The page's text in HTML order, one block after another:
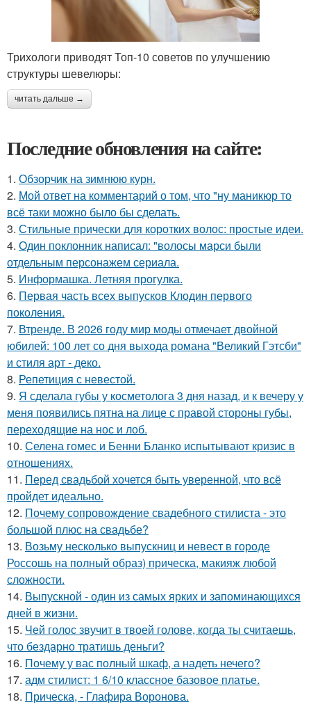
Трихологи приводят Топ-10 советов по улучшению
структуры шевелюры:
читать дальше →
Последние обновления на сайте:
1. Обзорчик на зимнюю курн.
2. Мой ответ на комментарий о том, что "ну маникюр то
всё таки можно было бы сделать.
3. Стильные прически для коротких волос: простые идеи.
4. Один поклонник написал: "волосы марси были
отдельным персонажем сериала.
5. Информашка. Летняя прогулка.
6. Первая часть всех выпусков Клодин первого
поколения.
7. Втренде. В 2026 году мир моды отмечает двойной
юбилей: 100 лет со дня выхода романа "Великий Гэтсби"
и стиля арт - деко.
8. Репетиция с невестой.
9. Я сделала губы у косметолога 3 дня назад, и к вечеру у
меня появились пятна на лице с правой стороны губы,
переходящие на нос и лоб.
10. Селена гомес и Бенни Бланко испытывают кризис в
отношениях.
11. Перед свадьбой хочется быть уверенной, что всё
пройдет идеально.
12. Почему сопровождение свадебного стилиста - это
большой плюс на свадьбе?
13. Возьму несколько выпускниц и невест в городе
Россошь на полный образ) прическа, макияж любой
сложности.
14. Выпускной - один из самых ярких и запоминающихся
дней в жизни.
15. Чей голос звучит в твоей голове, когда ты считаешь,
что бездарно тратишь деньги?
16. Почему у вас полный шкаф, а надеть нечего?
17. адм стилист: 1 6/10 классное базовое платье.
18. Прическа, - Глафира Воронова.